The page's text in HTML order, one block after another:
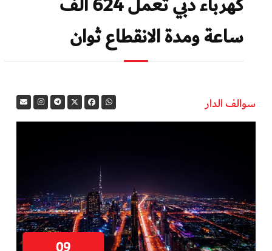
ساعة ومدة الانقطاع ثوان
سوالف الدار